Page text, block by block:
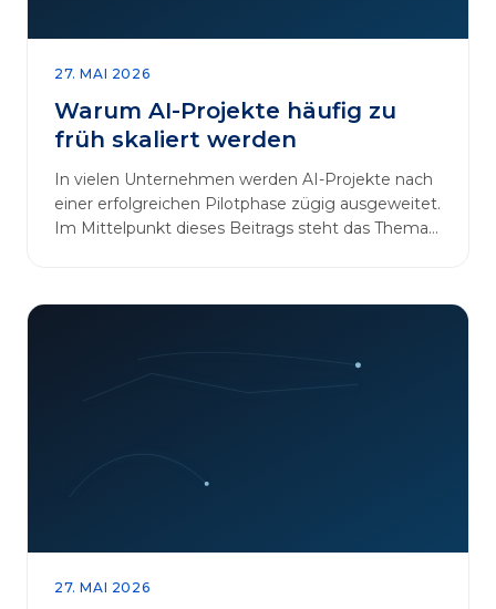
27. MAI 2026
Warum AI-Projekte häufig zu
früh skaliert werden
In vielen Unternehmen werden AI-Projekte nach
einer erfolgreichen Pilotphase zügig ausgeweitet.
Im Mittelpunkt dieses Beitrags steht das Thema
27. MAI 2026